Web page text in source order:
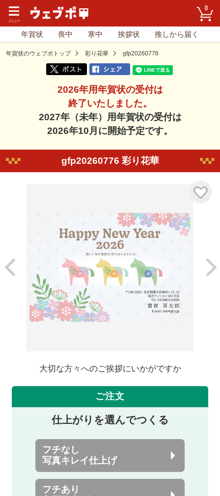
0
年賀状 喪中 寒中 挨拶状 推しから届く
年賀状のウェブポトップ 彩り花華 gfp20260776
2026年用年賀状の受付は
終了いたしました。
2027年（未年）用年賀状の受付は
2026年10月に開始予定です。
gfp20260776 彩り花華
大切な方々へのご挨拶にいかがですか
ご注文
仕上がりを選んでつくる
フチなし
写真キレイ仕上げ
フチあり